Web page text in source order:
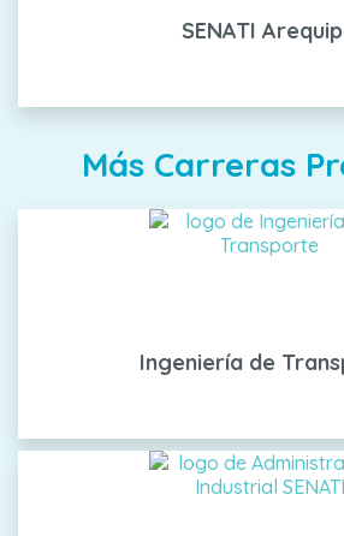
SENATI
Más Carreras
Ingeniería de